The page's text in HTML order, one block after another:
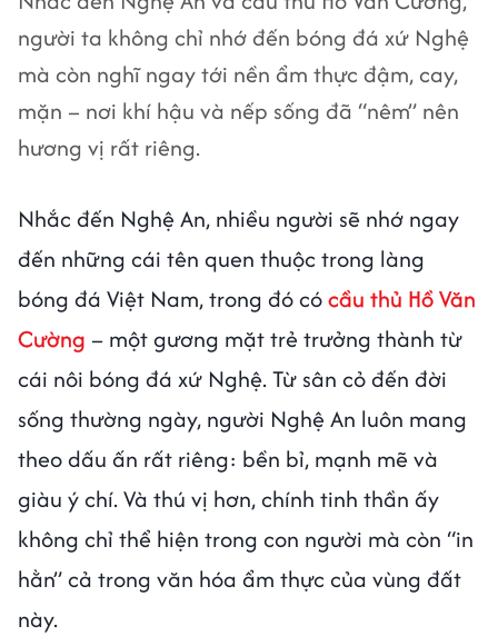
người ta không chỉ nhớ đến bóng đá xứ Nghệ
mà còn nghĩ ngay tới nền ẩm thực đậm, cay,
mặn – nơi khí hậu và nếp sống đã “nêm” nên
hương vị rất riêng.
Nhắc đến Nghệ An, nhiều người sẽ nhớ ngay
đến những cái tên quen thuộc trong làng
bóng đá Việt Nam, trong đó cócầu thủ Hồ Văn
Cường – một gương mặt trẻ trưởng thành từ
cái nôi bóng đá xứ Nghệ. Từ sân cỏ đến đời
sống thường ngày, người Nghệ An luôn mang
theo dấu ấn rất riêng: bền bỉ, mạnh mẽ và
giàu ý chí. Và thú vị hơn, chính tinh thần ấy
không chỉ thể hiện trong con người mà còn “in
hằn” cả trong văn hóa ẩm thực của vùng đất
này.